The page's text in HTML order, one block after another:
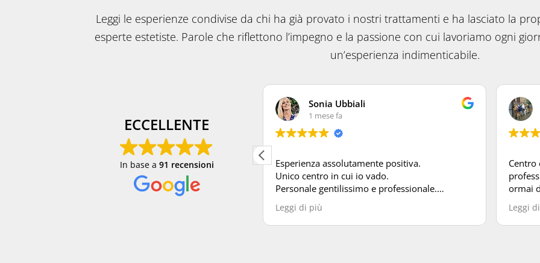
Leggi le esperienze condivise da chi ha già provato i nostri trattamenti e ha lasciato la
esperte estetiste. Parole che riflettono l’impegno e la passione con cui lavoriamo ogni
un’esperienza indimenticabile.
ECCELLENTE
In base a 91 recensioni
Centro estetico pulito e professionale, in pieno
centro a Milano, con prezzi onesti. Ho provato
diversi trattamenti, tra cui laser, massaggi e
Sonia Ubbiali
1 mese fa
Esperienza assolutamente positiva.
Unico centro in cui io vado.
Personale gentilissimo e professionale.
Ambiente pulito e accogliente.
Sempre in orario.
E visto che al contrario io sono sempre in
Leggi di più
Centro
ormai
Leggi